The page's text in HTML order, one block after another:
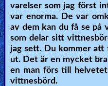
varelser som jag först
var enorma. De var
av dem kan du få se på
som delar sitt
jag sett. Du kommer att
ut. Det är en mycket
en man förs till
vittnesbörd.